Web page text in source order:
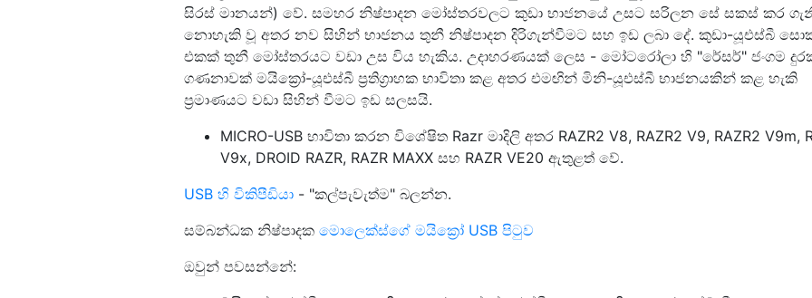
සිරස් මානයන්) වේ. සමහර නිෂ්පාදන මෝස්තරවලට කුඩා භාජනයේ උසට සරිලන සේ සකස් කර
නොහැකි වූ අතර නව සිහින් භාජනය තුනී නිෂ්පාදන දිරිගැන්වීමට සහ ඉඩ ලබා දේ. කුඩා-යූඑස්බී
එකක් තුනී මෝස්තරයට වඩා උස විය හැකිය. උදාහරණයක් ලෙස - මෝටරෝලා හි "රේසර්" ජංගම
ගණනාවක් මයික්‍රෝ-යූඑස්බී ප්‍රතිග්‍රාහක භාවිතා කළ අතර එමඟින් මිනි-යූඑස්බී භාජනයකින් කළ හැකි
ප්‍රමාණයට වඩා සිහින් වීමට ඉඩ සලසයි.
MICRO-USB භාවිතා කරන විශේෂිත Razr මාදිලි අතර RAZR2 V8, RAZR2 V9, RAZR2 V9m,
V9x, DROID RAZR, RAZR MAXX සහ RAZR VE20 ඇතුළත් වේ.
USB හි විකිපීඩියා - "කල්පැවැත්ම" බලන්න.
සම්බන්ධක නිෂ්පාදක මොලෙක්ස්ගේ මයික්‍රෝ USB පිටුව
ඔවුන් පවසන්නේ: